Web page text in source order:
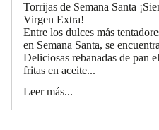
Torrijas de Semana Santa
Virgen Extra!
Entre los dulces más
en Semana Santa, se
Deliciosas rebanadas de pan
fritas en aceite...
Leer más...